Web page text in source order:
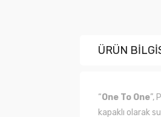
ÜRÜN
“One To One”,
kapaklı olarak